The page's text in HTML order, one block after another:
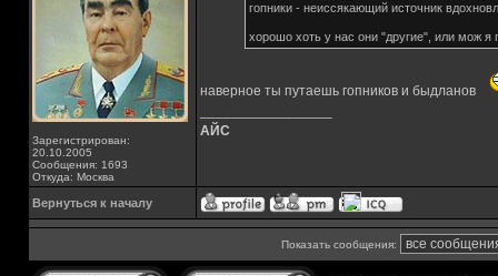
Зарегистрирован:
20.10.2005
Сообщения: 1693
Откуда: Москва
гопники - неиссякающий источник
хорошо хоть у нас они "другие", или мож я
наверное ты путаешь гопников и быдланов
АЙС
Вернуться к началу
Показать сообщения: